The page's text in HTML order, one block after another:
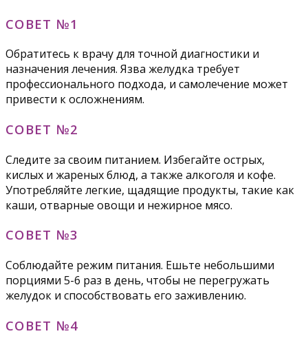
СОВЕТ №1
Обратитесь к врачу для точной диагностики и
назначения лечения. Язва желудка требует
профессионального подхода, и самолечение может
привести к осложнениям.
СОВЕТ №2
Следите за своим питанием. Избегайте острых,
кислых и жареных блюд, а также алкоголя и кофе.
Употребляйте легкие, щадящие продукты, такие как
каши, отварные овощи и нежирное мясо.
СОВЕТ №3
Соблюдайте режим питания. Ешьте небольшими
порциями 5-6 раз в день, чтобы не перегружать
желудок и способствовать его заживлению.
СОВЕТ №4